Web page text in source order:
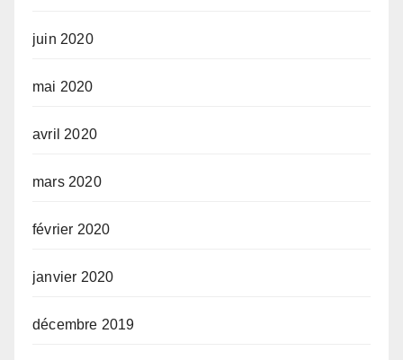
juin 2020
mai 2020
avril 2020
mars 2020
février 2020
janvier 2020
décembre 2019